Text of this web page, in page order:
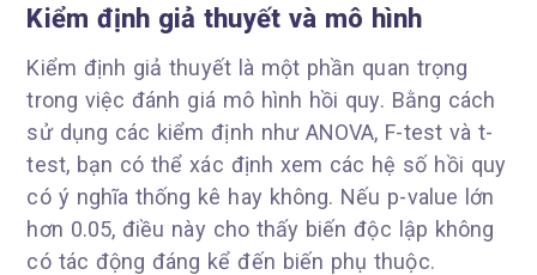
Kiểm định giả thuyết và mô hình
Kiểm định giả thuyết là một phần quan trọng
trong việc đánh giá mô hình hồi quy. Bằng cách
sử dụng các kiểm định như ANOVA, F-test và t-
test, bạn có thể xác định xem các hệ số hồi quy
có ý nghĩa thống kê hay không. Nếu p-value lớn
hơn 0.05, điều này cho thấy biến độc lập không
có tác động đáng kể đến biến phụ thuộc.